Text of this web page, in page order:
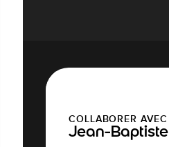
COLLABORER AVEC
Jean-Baptiste